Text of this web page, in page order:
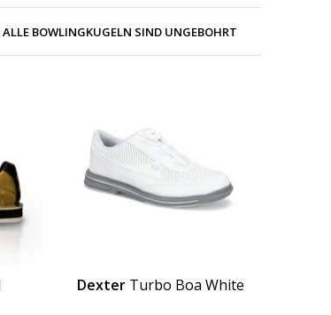
ALLE BOWLINGKUGELN SIND UNGEBOHRT
Dexter Turbo Boa White